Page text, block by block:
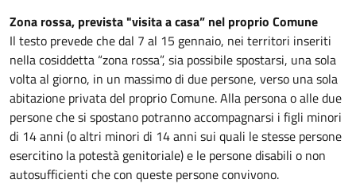
Zona rossa, prevista "visita a casa” nel proprio Comune
Il testo prevede che dal 7 al 15 gennaio, nei territori inseriti
nella cosiddetta “zona rossa”, sia possibile spostarsi, una sola
volta al giorno, in un massimo di due persone, verso una sola
abitazione privata del proprio Comune. Alla persona o alle due
persone che si spostano potranno accompagnarsi i figli minori
di 14 anni (o altri minori di 14 anni sui quali le stesse persone
esercitino la potestà genitoriale) e le persone disabili o non
autosufficienti che con queste persone convivono.